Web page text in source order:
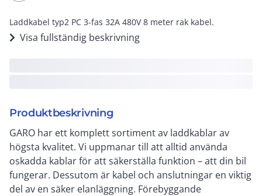
Laddkabel typ2 PC 3-fas 32A 480V 8 meter rak kabel.
Visa fullständig beskrivning
Produktbeskrivning
GARO har ett komplett sortiment av laddkablar av
högsta kvalitet. Vi uppmanar till att alltid använda
oskadda kablar för att säkerställa funktion – att din bil
fungerar. Dessutom är kabel och anslutningar en viktig
del av en säker elanläggning. Förebyggande